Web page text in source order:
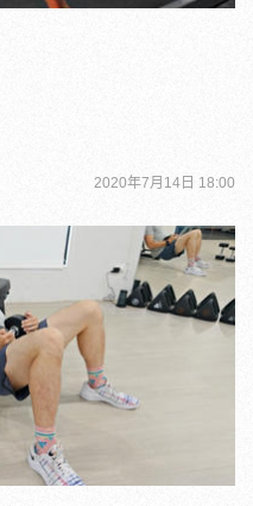
2020年7月14日 18:00